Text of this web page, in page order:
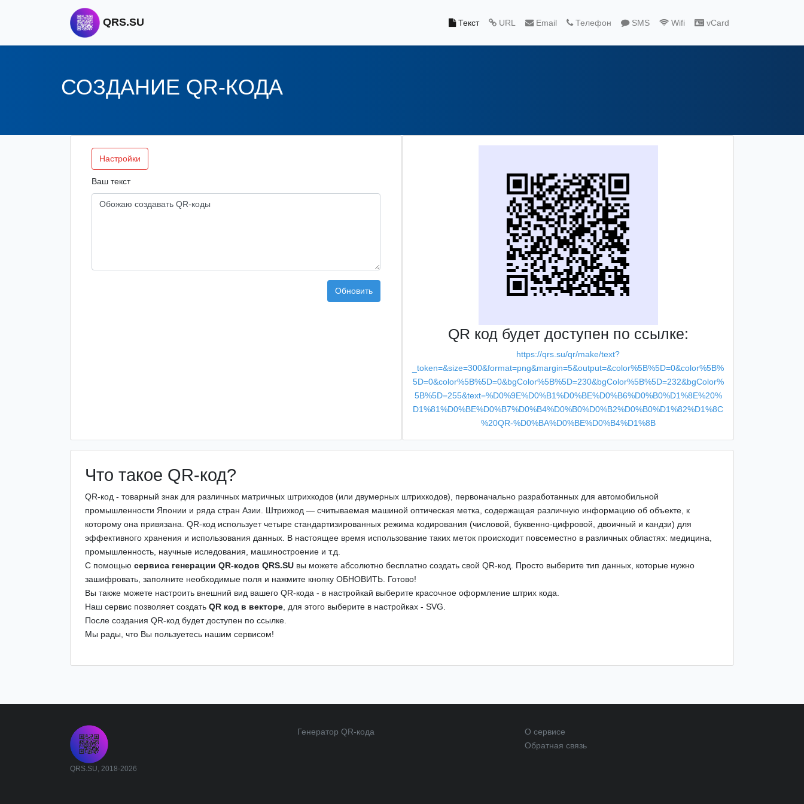
QRS.SU Текст URL Email Телефон SMS Wifi vCard
СОЗДАНИЕ QR-КОДА
Настройки
Ваш текст
Обновить
QR код будет доступен по ссылке:
https://qrs.su/qr/make/text?
_token=&size=300&format=png&margin=5&output=&color%5B%5D=0&color%5B%
5D=0&color%5B%5D=0&bgColor%5B%5D=230&bgColor%5B%5D=232&bgColor%
5B%5D=255&text=%D0%9E%D0%B1%D0%BE%D0%B6%D0%B0%D1%8E%20%
D1%81%D0%BE%D0%B7%D0%B4%D0%B0%D0%B2%D0%B0%D1%82%D1%8C
%20QR-%D0%BA%D0%BE%D0%B4%D1%8B
Что такое QR-код?
QR-код - товарный знак для различных матричных штрихкодов (или двумерных штрихкодов), первоначально разработанных для автомобильной
промышленности Японии и ряда стран Азии. Штрихкод — считываемая машиной оптическая метка, содержащая различную информацию об объекте, к
которому она привязана. QR-код использует четыре стандартизированных режима кодирования (числовой, буквенно-цифровой, двоичный и кандзи) для
эффективного хранения и использования данных. В настоящее время использование таких меток происходит повсеместно в различных областях: медицина,
промышленность, научные иследования, машиностроение и т.д.
С помощью сервиса генерации QR-кодов QRS.SU вы можете абсолютно бесплатно создать свой QR-код. Просто выберите тип данных, которые нужно
зашифровать, заполните необходимые поля и нажмите кнопку ОБНОВИТЬ. Готово!
Вы также можете настроить внешний вид вашего QR-кода - в настройкай выберите красочное оформление штрих кода.
Наш сервис позволяет создать QR код в векторе, для этого выберите в настройках - SVG.
После создания QR-код будет доступен по ссылке.
Мы рады, что Вы пользуетесь нашим сервисом!
QRS.SU, 2018-2026
Генератор QR-кода
О сервисе
Обратная связь